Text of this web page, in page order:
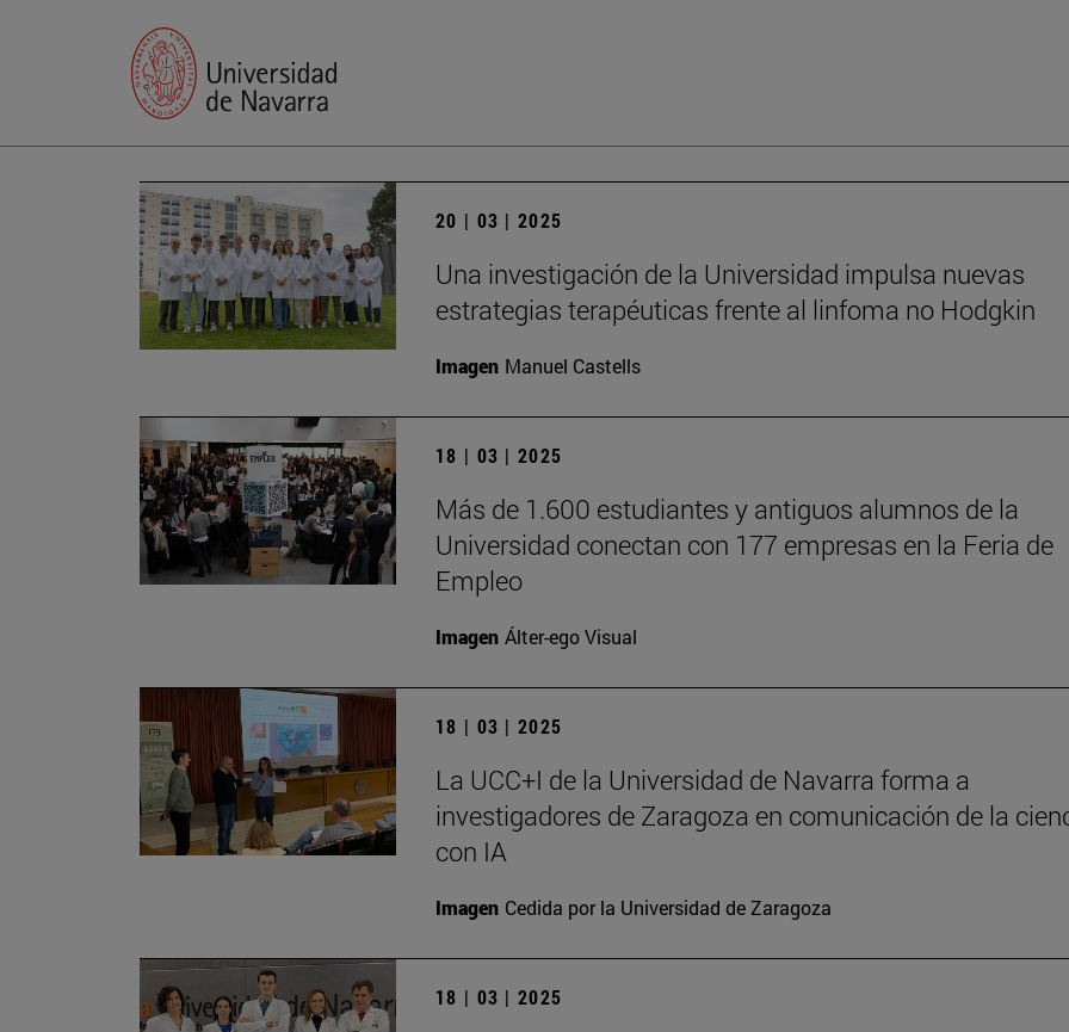
20 | 03 | 2025
Una investigación de la Universidad impulsa nuevas
estrategias terapéuticas frente al linfoma no Hodgkin
Imagen Manuel Castells
18 | 03 | 2025
Más de 1.600 estudiantes y antiguos alumnos de la
Universidad conectan con 177 empresas en la Feria de
Empleo
Imagen Álter-ego Visual
18 | 03 | 2025
La UCC+I de la Universidad de Navarra forma a
investigadores de Zaragoza en comunicación de la
con IA
Imagen Cedida por la Universidad de Zaragoza
18 | 03 | 2025